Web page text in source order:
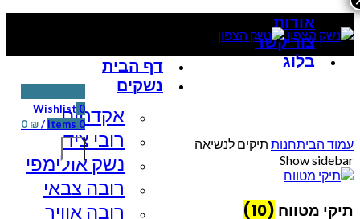
אודות
צור קשר
בלוג
0
Wishlist
0
items
/
0 ₪
דף הבית
נשקים
אקדחים
רובי ציד
נשק אולימפי
רובה צבאי
רובה אוויר
עמוד הביתחנות תיקים לנשיאה
Show sidebar
תיקי מטווח (10)